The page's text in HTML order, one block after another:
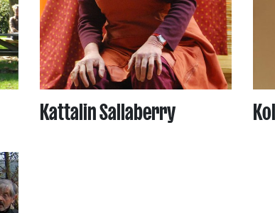
Kattalin Sallaberry